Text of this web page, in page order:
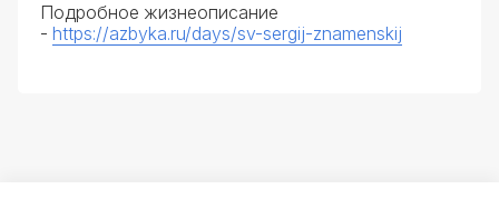
Подробное жизнеописание
- https://azbyka.ru/days/sv-sergij-znamenskij